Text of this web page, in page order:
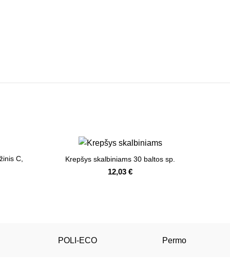
C,
Krepšys skalbiniams 30 baltos sp.
12,03€
POLI-ECO Permo